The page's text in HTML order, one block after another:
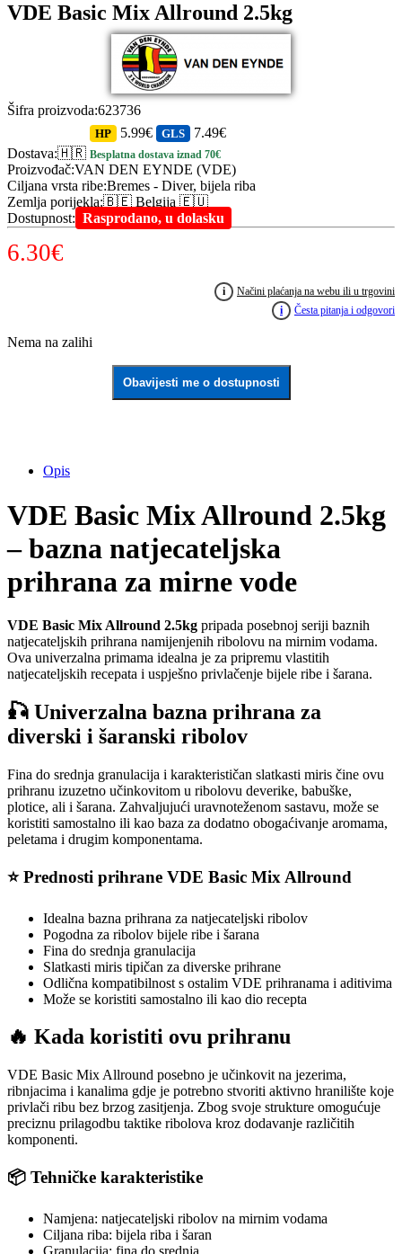
VDE Basic Mix Allround 2.5kg
Šifra proizvoda:623736
Dostava:🇭🇷
HP 5.99€ GLS 7.49€
Besplatna dostava iznad 70€
Proizvođač:VAN DEN EYNDE (VDE)
Ciljana vrsta ribe:Bremes - Diver, bijela riba
Zemlja porijekla:🇧🇪 Belgija 🇪🇺
Dostupnost: Rasprodano, u dolasku
6.30€
i
Načini plaćanja na webu ili u trgovini
i
Česta pitanja i odgovori
Nema na zalihi
Obavijesti me o dostupnosti
Opis
VDE Basic Mix Allround 2.5kg
– bazna natjecateljska
prihrana za mirne vode
VDE Basic Mix Allround 2.5kg pripada posebnoj seriji baznih
natjecateljskih prihrana namijenjenih ribolovu na mirnim vodama.
Ova univerzalna primama idealna je za pripremu vlastitih
natjecateljskih recepata i uspješno privlačenje bijele ribe i šarana.
🎣 Univerzalna bazna prihrana za
diverski i šaranski ribolov
Fina do srednja granulacija i karakterističan slatkasti miris čine ovu
prihranu izuzetno učinkovitom u ribolovu deverike, babuške,
plotice, ali i šarana. Zahvaljujući uravnoteženom sastavu, može se
koristiti samostalno ili kao baza za dodatno obogaćivanje aromama,
peletama i drugim komponentama.
⭐ Prednosti prihrane VDE Basic Mix Allround
Idealna bazna prihrana za natjecateljski ribolov
Pogodna za ribolov bijele ribe i šarana
Fina do srednja granulacija
Slatkasti miris tipičan za diverske prihrane
Odlična kompatibilnost s ostalim VDE prihranama i aditivima
Može se koristiti samostalno ili kao dio recepta
🔥 Kada koristiti ovu prihranu
VDE Basic Mix Allround posebno je učinkovit na jezerima,
ribnjacima i kanalima gdje je potrebno stvoriti aktivno hranilište koje
privlači ribu bez brzog zasitjenja. Zbog svoje strukture omogućuje
preciznu prilagodbu taktike ribolova kroz dodavanje različitih
komponenti.
📦 Tehničke karakteristike
Namjena: natjecateljski ribolov na mirnim vodama
Ciljana riba: bijela riba i šaran
Granulacija: fina do srednja